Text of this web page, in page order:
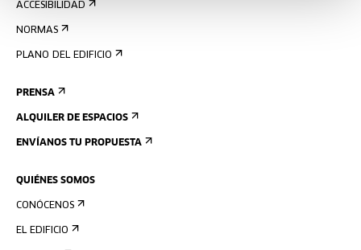
ACCESIBILIDAD
NORMAS
PLANO DEL EDIFICIO
PRENSA
ALQUILER DE ESPACIOS
ENVÍANOS TU PROPUESTA
QUIÉNES SOMOS
CONÓCENOS
EL EDIFICIO